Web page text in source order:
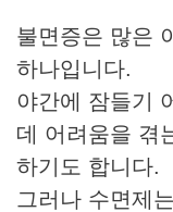
불면증은 많은
하나입니다.
야간에 잠들기
데 어려움을 겪
하기도 합니다.
그러나 수면제